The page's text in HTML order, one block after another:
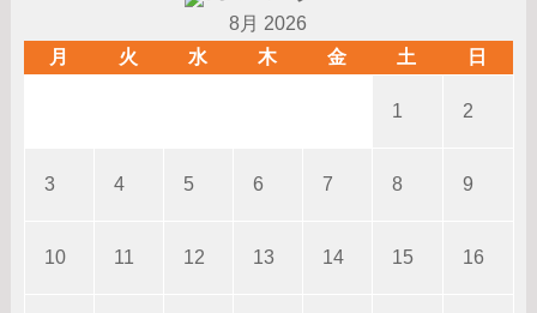
8月 2026
月
火 水 木 金 土 日
1 2
3 4 5 6 7 8 9
10 11 12 13 14 15 16